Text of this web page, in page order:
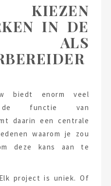
KIEZEN
IN DE
ALS
biedt enorm veel
functie van
daarin een centrale
waarom je zou
deze kans aan te
Elk project is uniek. Of